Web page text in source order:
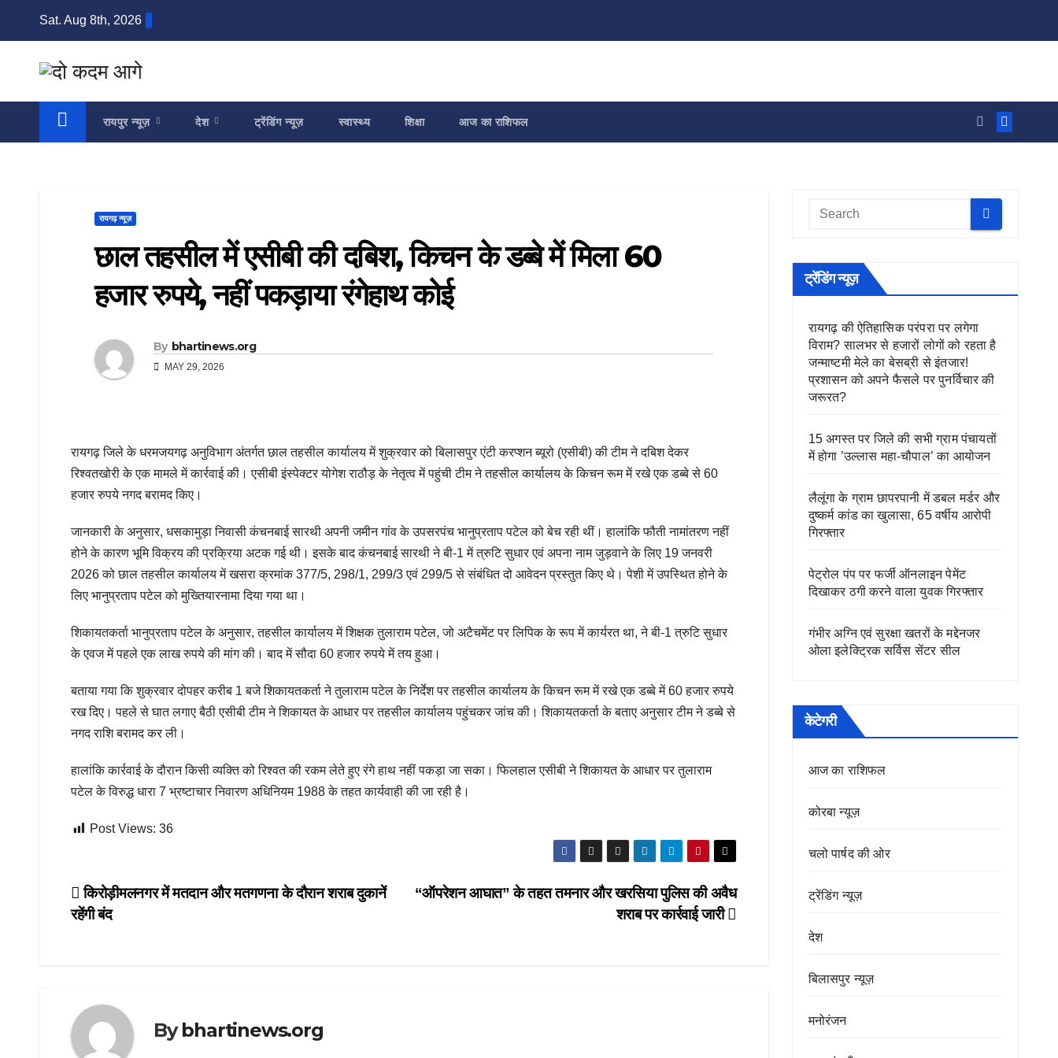
Sat. Aug 8th, 2026
रायपुर न्यूज़ देश ट्रेंडिंग न्यूज़ स्वास्थ्य शिक्षा आज का राशिफल
रायगढ़ न्यूज़
छाल तहसील में एसीबी की दबिश, किचन के डब्बे में मिला 60
हजार रुपये, नहीं पकड़ाया रंगेहाथ कोई
By bhartinews.org
MAY 29, 2026
रायगढ़ जिले के धरमजयगढ़ अनुविभाग अंतर्गत छाल तहसील कार्यालय में शुक्रवार को बिलासपुर एंटी करप्शन ब्यूरो (एसीबी) की टीम ने दबिश देकर
रिश्वतखोरी के एक मामले में कार्रवाई की। एसीबी इंस्पेक्टर योगेश राठौड़ के नेतृत्व में पहुंची टीम ने तहसील कार्यालय के किचन रूम में रखे एक डब्बे से 60
हजार रुपये नगद बरामद किए।
जानकारी के अनुसार, धसकामुड़ा निवासी कंचनबाई सारथी अपनी जमीन गांव के उपसरपंच भानुप्रताप पटेल को बेच रही थीं। हालांकि फौती नामांतरण नहीं
होने के कारण भूमि विक्रय की प्रक्रिया अटक गई थी। इसके बाद कंचनबाई सारथी ने बी-1 में त्रुटि सुधार एवं अपना नाम जुड़वाने के लिए 19 जनवरी
2026 को छाल तहसील कार्यालय में खसरा क्रमांक 377/5, 298/1, 299/3 एवं 299/5 से संबंधित दो आवेदन प्रस्तुत किए थे। पेशी में उपस्थित होने के
लिए भानुप्रताप पटेल को मुख्तियारनामा दिया गया था।
शिकायतकर्ता भानुप्रताप पटेल के अनुसार, तहसील कार्यालय में शिक्षक तुलाराम पटेल, जो अटैचमेंट पर लिपिक के रूप में कार्यरत था, ने बी-1 त्रुटि सुधार
के एवज में पहले एक लाख रुपये की मांग की। बाद में सौदा 60 हजार रुपये में तय हुआ।
बताया गया कि शुक्रवार दोपहर करीब 1 बजे शिकायतकर्ता ने तुलाराम पटेल के निर्देश पर तहसील कार्यालय के किचन रूम में रखे एक डब्बे में 60 हजार रुपये
रख दिए। पहले से घात लगाए बैठी एसीबी टीम ने शिकायत के आधार पर तहसील कार्यालय पहुंचकर जांच की। शिकायतकर्ता के बताए अनुसार टीम ने डब्बे से
नगद राशि बरामद कर ली।
हालांकि कार्रवाई के दौरान किसी व्यक्ति को रिश्वत की रकम लेते हुए रंगे हाथ नहीं पकड़ा जा सका। फिलहाल एसीबी ने शिकायत के आधार पर तुलाराम
पटेल के विरुद्ध धारा 7 भ्रष्टाचार निवारण अधिनियम 1988 के तहत कार्यवाही की जा रही है।
Post Views: 36
Post
navigation
“ऑपरेशन आघात” के तहत तमनार और खरसिया पुलिस की अवैध
शराब पर कार्रवाई जारी
किरोड़ीमलनगर में मतदान और मतगणना के दौरान शराब दुकानें
रहेंगी बंद
Bybhartinews.org
ट्रेंडिंग न्यूज़
रायगढ़ की ऐतिहासिक परंपरा पर लगेगा
विराम? सालभर से हजारों लोगों को रहता है
जन्माष्टमी मेले का बेसब्री से इंतजार!
प्रशासन को अपने फैसले पर पुनर्विचार की
जरूरत?
15 अगस्त पर जिले की सभी ग्राम पंचायतों
में होगा ’उल्लास महा-चौपाल’ का आयोजन
लैलूंगा के ग्राम छापरपानी में डबल मर्डर और
दुष्कर्म कांड का खुलासा, 65 वर्षीय आरोपी
गिरफ्तार
पेट्रोल पंप पर फर्जी ऑनलाइन पेमेंट
दिखाकर ठगी करने वाला युवक गिरफ्तार
गंभीर अग्नि एवं सुरक्षा खतरों के मद्देनजर
ओला इलेक्ट्रिक सर्विस सेंटर सील
केटेगरी
आज का राशिफल
कोरबा न्यूज़
चलो पार्षद की ओर
ट्रेंडिंग न्यूज़
देश
बिलासपुर न्यूज़
मनोरंजन